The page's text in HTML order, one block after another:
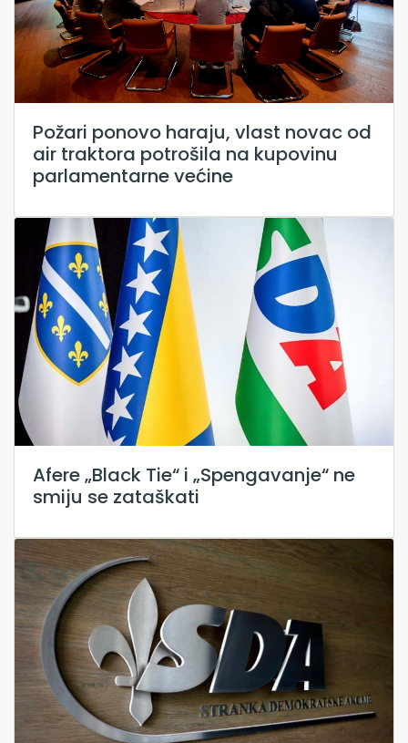
Požari ponovo haraju, vlast novac od
air traktora potrošila na kupovinu
parlamentarne većine
Afere „Black Tie“ i „Spengavanje“ ne
smiju se zataškati